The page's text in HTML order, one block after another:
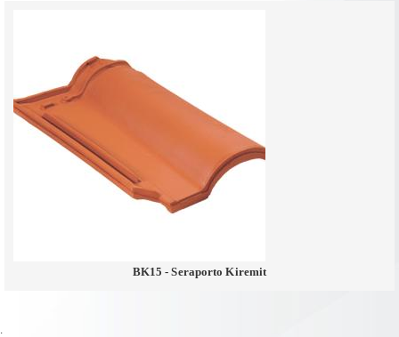
BK15 - Seraporto Kiremit
.